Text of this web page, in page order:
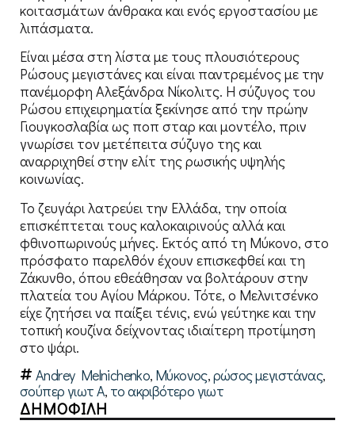
κοιτασμάτων άνθρακα και ενός εργοστασίου με
λιπάσματα.
Είναι μέσα στη λίστα με τους πλουσιότερους
Ρώσους μεγιστάνες και είναι παντρεμένος με την
πανέμορφη Αλεξάνδρα Νίκολιτς. Η σύζυγος του
Ρώσου επιχειρηματία ξεκίνησε από την πρώην
Γιουγκοσλαβία ως ποπ σταρ και μοντέλο, πριν
γνωρίσει τον μετέπειτα σύζυγο της και
αναρριχηθεί στην ελίτ της ρωσικής υψηλής
κοινωνίας.
Το ζευγάρι λατρεύει την Ελλάδα, την οποία
επισκέπτεται τους καλοκαιρινούς αλλά και
φθινοπωρινούς μήνες. Εκτός από τη Μύκονο, στο
πρόσφατο παρελθόν έχουν επισκεφθεί και τη
Ζάκυνθο, όπου εθεάθησαν να βολτάρουν στην
πλατεία του Αγίου Μάρκου. Τότε, ο Μελνιτσένκο
είχε ζητήσει να παίξει τένις, ενώ γεύτηκε και την
τοπική κουζίνα δείχνοντας ιδιαίτερη προτίμηση
στο ψάρι.
Andrey Melnichenko, Μύκονος,ρώσος μεγιστάνας,
σούπερ γιωτ Α, το ακριβότερο γιωτ
ΔΗΜΟΦΙΛΗ